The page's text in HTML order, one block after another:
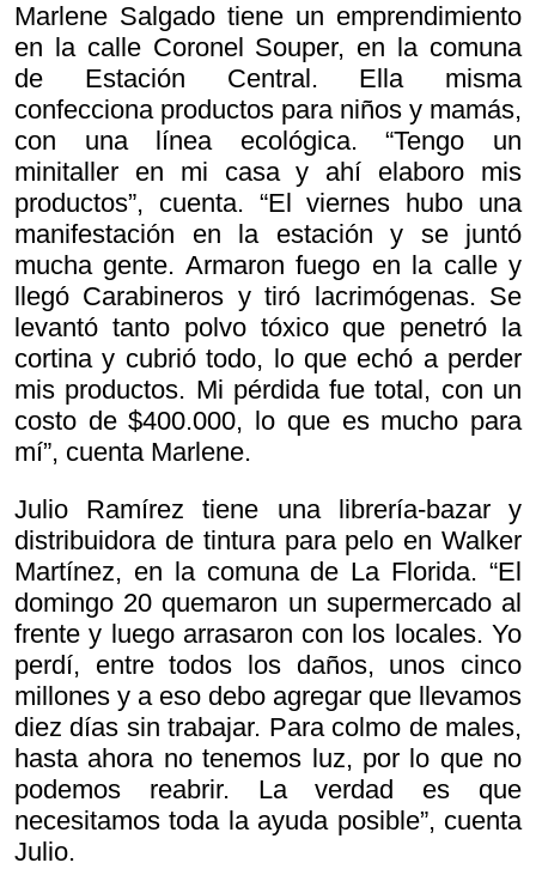
Marlene Salgado tiene un emprendimiento
en la calle Coronel Souper, en la comuna
de Estación Central. Ella misma
confecciona productos para niños y mamás,
con una línea ecológica. “Tengo un
minitaller en mi casa y ahí elaboro mis
productos”, cuenta. “El viernes hubo una
manifestación en la estación y se juntó
mucha gente. Armaron fuego en la calle y
llegó Carabineros y tiró lacrimógenas. Se
levantó tanto polvo tóxico que penetró la
cortina y cubrió todo, lo que echó a perder
mis productos. Mi pérdida fue total, con un
costo de $400.000, lo que es mucho para
mí”, cuenta Marlene.
Julio Ramírez tiene una librería-bazar y
distribuidora de tintura para pelo en Walker
Martínez, en la comuna de La Florida. “El
domingo 20 quemaron un supermercado al
frente y luego arrasaron con los locales. Yo
perdí, entre todos los daños, unos cinco
millones y a eso debo agregar que llevamos
diez días sin trabajar. Para colmo de males,
hasta ahora no tenemos luz, por lo que no
podemos reabrir. La verdad es que
necesitamos toda la ayuda posible”, cuenta
Julio.